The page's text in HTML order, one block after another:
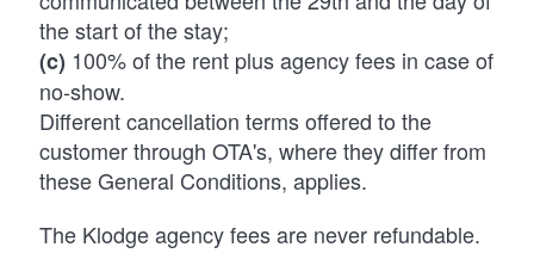
the start of the stay;
(c) 100% of the rent plus agency fees in case of
no-show.
Different cancellation terms offered to the
customer through OTA's, where they differ from
these General Conditions, applies.
The Klodge agency fees are never refundable.